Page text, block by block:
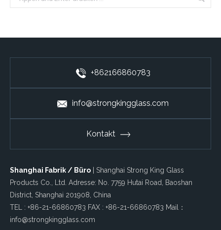
+862166860783
info@strongkingglass.com
Kontakt
Shanghai Fabrik / Büro | Shanghai Strong King Glass
Products Co., Ltd. Adresse: No. 7759 Hutai Road, Baoshan
District, Shanghai 201908, China
TEL : +86-21-66860783 FAX : +86-21-66860783 Mail：
info@strongkingglass.com